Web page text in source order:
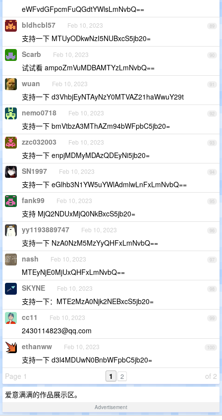
eWFvdGFpcmFuQGdtYWlsLmNvbQ==
89
bldhcbl57 Feb 10, 2023
支持一下 MTUyODkwNzI5NUBxcS5jb20=
90
Scarb Feb 10, 2023
试试看 ampoZmVuMDBAMTYzLmNvbQ==
91
wuan Feb 10, 2023
支持一下 d3VhbjEyNTAyNzY0MTVAZ21haWwuY29t
92
nemo0718 Feb 10, 2023
支持一下 bmVtbzA3MThAZm94bWFpbC5jb20=
93
zzc032003 Feb 10, 2023
支持一下 enpjMDMyMDAzQDEyNi5jb20=
94
SN1997 Feb 10, 2023
支持一下 eGlhb3N1YW5uYWlAdmlwLnFxLmNvbQ==
95
fank99 Feb 10, 2023
支持 MjQ2NDUxMjQ0NkBxcS5jb20=
96
yy1193889747 Feb 10, 2023
支持一下 NzA0NzM5MzYyQHFxLmNvbQ==
97
nash Feb 10, 2023
MTEyNjE0MjUxQHFxLmNvbQ==
98
SKYNE Feb 10, 2023
支持一下：MTE2MzA0Njk2NEBxcS5jb20=
99
cc11 Feb 10, 2023
2430114823@qq.com
100
ethanww Feb 10, 2023
支持一下 d3l4MDUwN0BnbWFpbC5jb20=
Page 1
of 2
1 2
爱意满满的作品展示区。
Advertisement